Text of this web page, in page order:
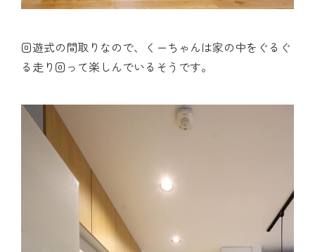
回遊式の間取りなので、くーちゃんは家の中をぐるぐ
る走り回って楽しんでいるそうです。